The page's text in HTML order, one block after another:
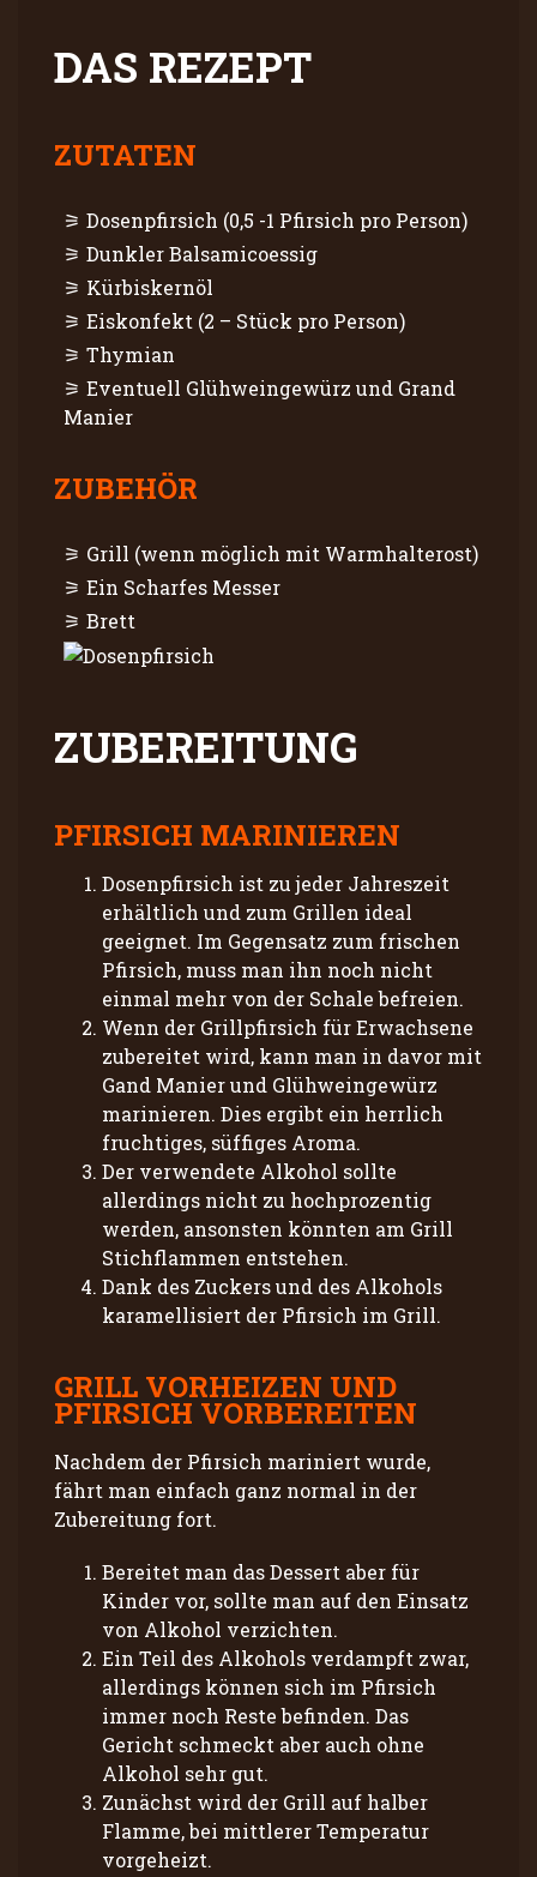
DAS REZEPT
ZUTATEN
Dosenpfirsich (0,5 -1 Pfirsich pro Person)
Dunkler Balsamicoessig
Kürbiskernöl
Eiskonfekt (2 – Stück pro Person)
Thymian
Eventuell Glühweingewürz und Grand
Manier
ZUBEHÖR
Grill (wenn möglich mit Warmhalterost)
Ein Scharfes Messer
Brett
ZUBEREITUNG
PFIRSICH MARINIEREN
Dosenpfirsich ist zu jeder Jahreszeit
erhältlich und zum Grillen ideal
geeignet. Im Gegensatz zum frischen
Pfirsich, muss man ihn noch nicht
einmal mehr von der Schale befreien.
Wenn der Grillpfirsich für Erwachsene
zubereitet wird, kann man in davor mit
Gand Manier und Glühweingewürz
marinieren. Dies ergibt ein herrlich
fruchtiges, süffiges Aroma.
Der verwendete Alkohol sollte
allerdings nicht zu hochprozentig
werden, ansonsten könnten am Grill
Stichflammen entstehen.
Dank des Zuckers und des Alkohols
karamellisiert der Pfirsich im Grill.
GRILL VORHEIZEN UND
PFIRSICH VORBEREITEN
Nachdem der Pfirsich mariniert wurde,
fährt man einfach ganz normal in der
Zubereitung fort.
Bereitet man das Dessert aber für
Kinder vor, sollte man auf den Einsatz
von Alkohol verzichten.
Ein Teil des Alkohols verdampft zwar,
allerdings können sich im Pfirsich
immer noch Reste befinden. Das
Gericht schmeckt aber auch ohne
Alkohol sehr gut.
Zunächst wird der Grill auf halber
Flamme, bei mittlerer Temperatur
vorgeheizt.